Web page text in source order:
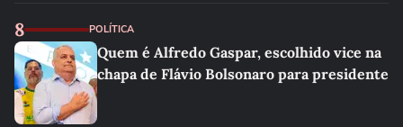
8 POLÍTICA
Quem é Alfredo Gaspar, escolhido vice na
chapa de Flávio Bolsonaro para presidente